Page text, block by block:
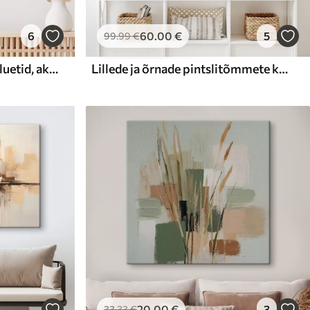
6
New Yorgi vaade, hoone siluetid, akvarell
99.99€60.00 € 5
Lillede ja õrnade pintslitõmmete kompositsioon